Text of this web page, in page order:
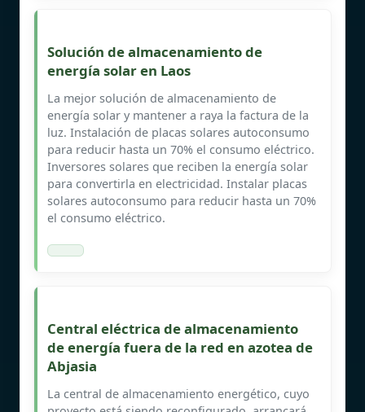
Solución de almacenamiento de
energía solar en Laos
La mejor solución de almacenamiento de
energía solar y mantener a raya la factura de la
luz. Instalación de placas solares autoconsumo
para reducir hasta un 70% el consumo eléctrico.
Inversores solares que reciben la energía solar
para convertirla en electricidad. Instalar placas
solares autoconsumo para reducir hasta un 70%
el consumo eléctrico.
Central eléctrica de almacenamiento
de energía fuera de la red en azotea de
Abjasia
La central de almacenamiento energético, cuyo